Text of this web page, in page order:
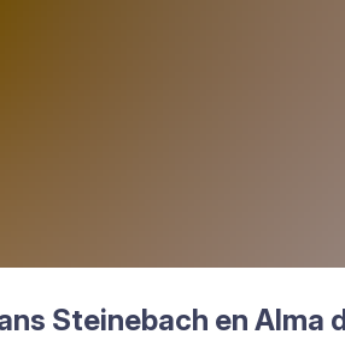
Stei­ne­bach en Alma